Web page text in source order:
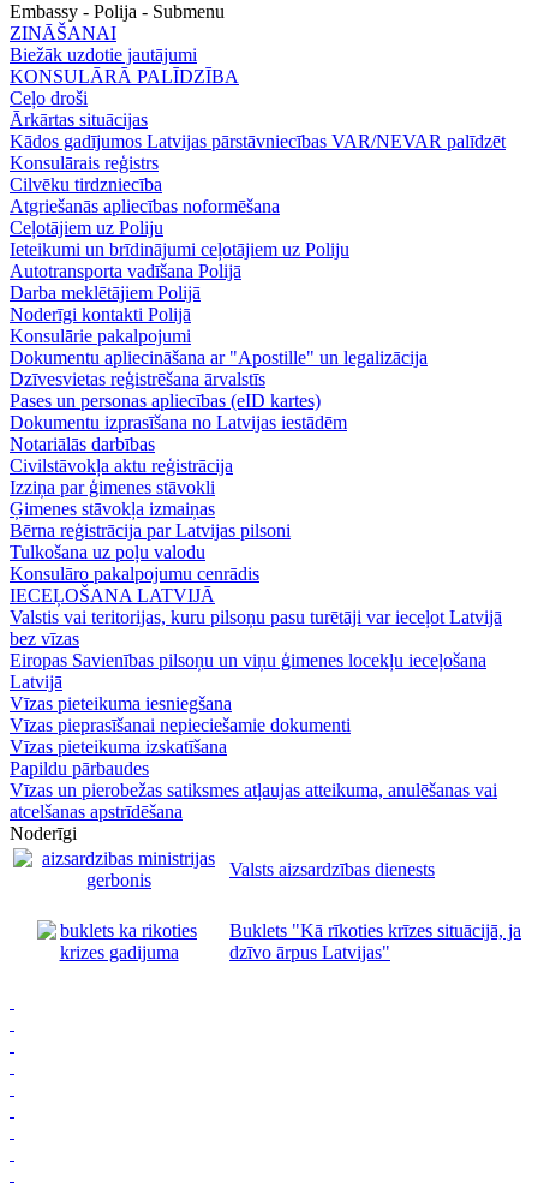
Embassy - Polija - Submenu
ZINĀŠANAI
Biežāk uzdotie jautājumi
KONSULĀRĀ PALĪDZĪBA
Ceļo droši
Ārkārtas situācijas
Kādos gadījumos Latvijas pārstāvniecības VAR/NEVAR palīdzēt
Konsulārais reģistrs
Cilvēku tirdzniecība
Atgriešanās apliecības noformēšana
Ceļotājiem uz Poliju
Ieteikumi un brīdinājumi ceļotājiem uz Poliju
Autotransporta vadīšana Polijā
Darba meklētājiem Polijā
Noderīgi kontakti Polijā
Konsulārie pakalpojumi
Dokumentu apliecināšana ar "Apostille" un legalizācija
Dzīvesvietas reģistrēšana ārvalstīs
Pases un personas apliecības (eID kartes)
Dokumentu izprasīšana no Latvijas iestādēm
Notariālās darbības
Civilstāvokļa aktu reģistrācija
Izziņa par ģimenes stāvokli
Ģimenes stāvokļa izmaiņas
Bērna reģistrācija par Latvijas pilsoni
Tulkošana uz poļu valodu
Konsulāro pakalpojumu cenrādis
IECEĻOŠANA LATVIJĀ
Valstis vai teritorijas, kuru pilsoņu pasu turētāji var ieceļot Latvijā
bez vīzas
Eiropas Savienības pilsoņu un viņu ģimenes locekļu ieceļošana
Latvijā
Vīzas pieteikuma iesniegšana
Vīzas pieprasīšanai nepieciešamie dokumenti
Vīzas pieteikuma izskatīšana
Papildu pārbaudes
Vīzas un pierobežas satiksmes atļaujas atteikuma, anulēšanas vai
atcelšanas apstrīdēšana
Noderīgi
Valsts aizsardzības dienests
Buklets "Kā rīkoties krīzes situācijā, ja
dzīvo ārpus Latvijas"